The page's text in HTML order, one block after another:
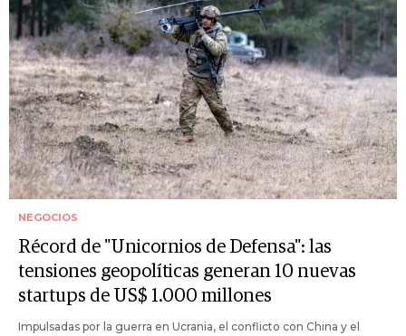
NEGOCIOS
Récord de "Unicornios de Defensa": las
tensiones geopolíticas generan 10 nuevas
startups de US$ 1.000 millones
Impulsadas por la guerra en Ucrania, el conflicto con China y el